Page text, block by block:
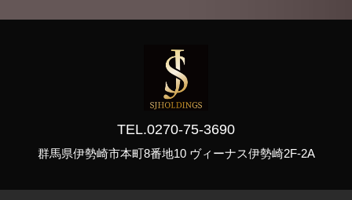
TEL.0270-75-3690
群馬県伊勢崎市本町8番地10 ヴィーナス伊勢崎2F-2A